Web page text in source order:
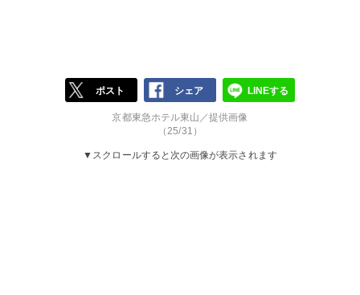
ポスト シェア LINEする
京都東急ホテル東山／提供画像
（25/31）
▼スクロールすると次の画像が表示されます